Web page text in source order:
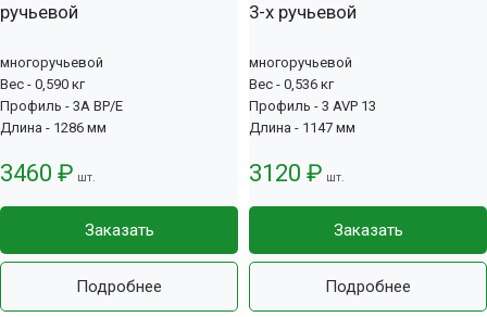
ручьевой
многоручьевой
Вес - 0,590 кг
Профиль - 3А BP/E
Длина - 1286 мм
3460 ₽ шт.
Заказать
Подробнее
3-х ручьевой
многоручьевой
Вес - 0,536 кг
Профиль - 3 AVP 13
Длина - 1147 мм
3120 ₽ шт.
Заказать
Подробнее